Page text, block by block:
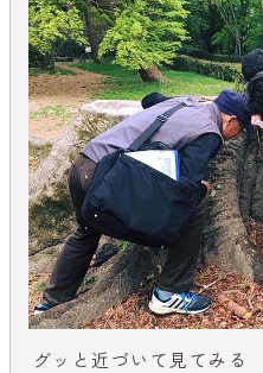
グッと近づいて見てみる